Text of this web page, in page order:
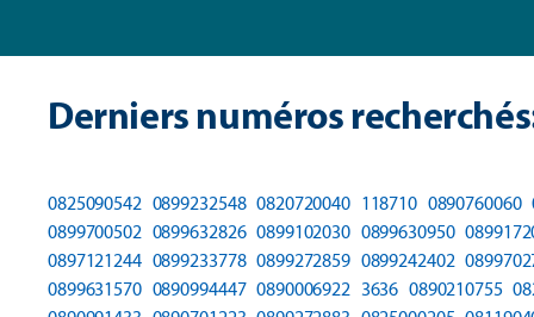
Derniers numéros
0825090542 0899232548 0820720040 118710 0890760060
0899700502 0899632826 0899102030 0899630950
0897121244 0899233778 0899272859 0899242402
0899631570 0890994447 0890006922 3636 0890210755